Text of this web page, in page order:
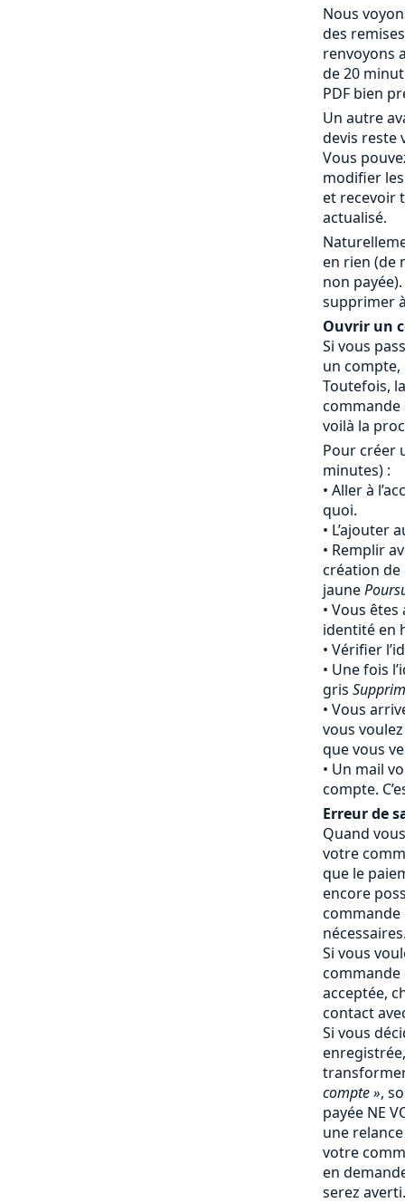
Nous
des
renvoyons
de 20
PDF bien
Un autre
devis reste
Vous
modifier
et recevoir
actualisé.
en rien (de
non
supprimer
Ouvrir un
Si vous
un compte,
Toutefois,
commande
voilà la
Pour créer
minutes) :
Aller à
quoi.
L’ajouter
Remplir
création
jaune
Vous êtes
identité en
Vérifier
Une fois
gris
Vous
vous
que vous
Un mail
compte.
Erreur de
Quand
votre
que le
encore
commande
Si vous
commande
acceptée,
contact
Si vous
compte »,
payée NE
une
votre
en
serez averti.